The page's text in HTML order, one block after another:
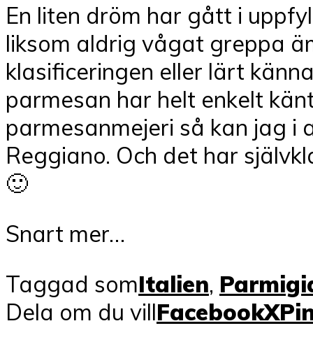
En liten dröm har gått i
liksom aldrig vågat greppa
klasificeringen eller lärt
parmesan har helt enkelt
parmesanmejeri så kan jag
Reggiano. Och det har
🙂
Snart mer…
Taggad somItalien,
Dela om du villFacebookX